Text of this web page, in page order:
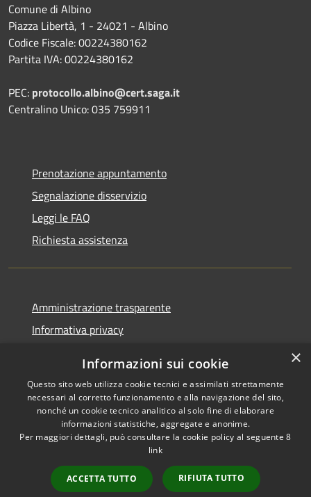
Comune di Albino
Piazza Libertà, 1 - 24021 - Albino
Codice Fiscale: 00224380162
Partita IVA: 00224380162
PEC: protocollo.albino@cert.saga.it
Centralino Unico: 035 759911
Prenotazione appuntamento
Segnalazione disservizio
Leggi le FAQ
Richiesta assistenza
Amministrazione trasparente
Informativa privacy
Dichiarazione di accessibilità
RSS
Copyright © 2026 • Comune di
Municipium•
Accesso
×
Informazioni sui cookie
Questo sito web utilizza cookie tecnici e assimilati strettamente
necessari al corretto funzionamento e alla navigazione del sito,
nonché un cookie tecnico analitico al solo fine di elaborare
informazioni statistiche, aggregate e anonime.
Per maggiori dettagli, può consultare la cookie policy al seguente8
link
ACCETTA TUTTO RIFIUTA TUTTO